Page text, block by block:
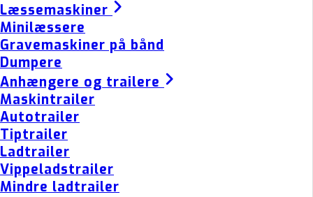
Læssemaskiner
Minilæssere
Gravemaskiner på bånd
Dumpere
Anhængere og trailere
Maskintrailer
Autotrailer
Tiptrailer
Ladtrailer
Vippeladstrailer
Mindre ladtrailer